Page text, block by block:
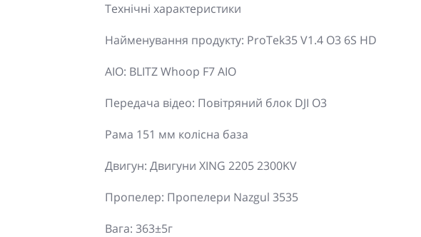
Технічні характеристики
Найменування продукту: ProTek35 V1.4 O3 6S HD
AIO: BLITZ Whoop F7 AIO
Передача відео: Повітряний блок DJI O3
Рама 151 мм колісна база
Двигун: Двигуни XING 2205 2300KV
Пропелер: Пропелери Nazgul 3535
Вага: 363±5г